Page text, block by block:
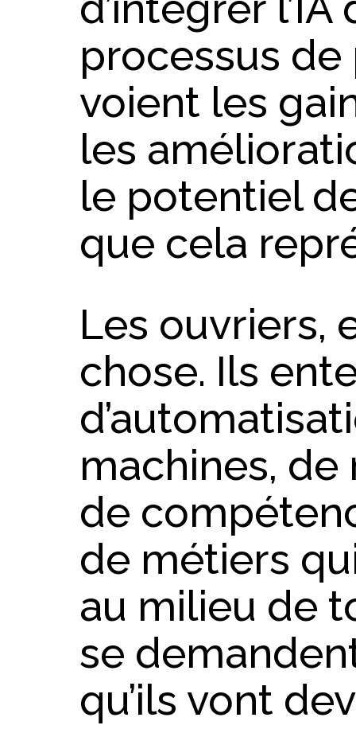
processus
voient les
les
le potentiel
que cela
Les ouvriers,
chose. Ils
machines, de
de
de métiers
au milieu de
se
qu’ils vont